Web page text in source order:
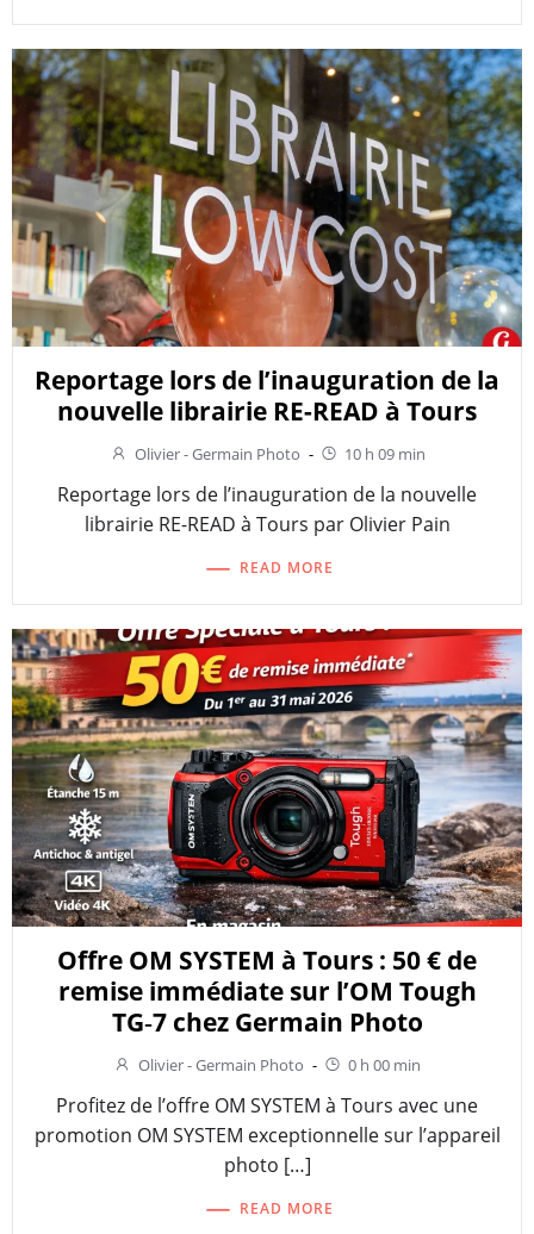
Reportage lors de l’inauguration de la
nouvelle librairie RE-READ à Tours
Olivier - Germain Photo - 10 h 09 min
Reportage lors de l’inauguration de la nouvelle
librairie RE-READ à Tours par Olivier Pain
READ MORE
Offre OM SYSTEM à Tours : 50 € de
remise immédiate sur l’OM Tough
TG‑7 chez Germain Photo
Olivier - Germain Photo - 0 h 00 min
Profitez de l’offre OM SYSTEM à Tours avec une
promotion OM SYSTEM exceptionnelle sur l’appareil
photo […]
READ MORE